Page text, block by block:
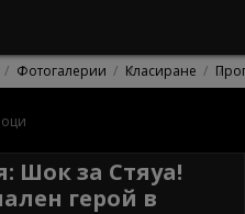
Фотогалерии Класиране
Шок за Стяуа!
герой в